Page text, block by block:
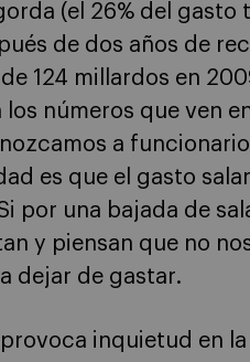
(el 26% del gasto
de dos años de
124 millardos en
números que ven
a
es que el gasto
por una bajada de
y piensan que no
dejar de gastar.
inquietud en